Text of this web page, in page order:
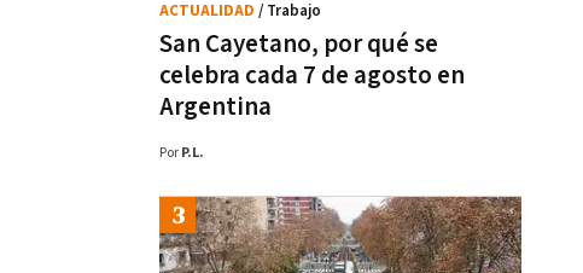
San Cayetano, por qué se
celebra cada 7 de agosto en
Argentina
ACTUALIDAD / Trabajo
Por P.L.